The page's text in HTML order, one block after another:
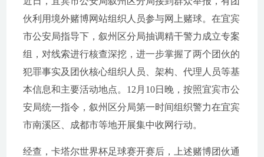
伙利用境外赌博网站组织人员参与网上赌球。在宜宾
市公安局指导下，叙州区分局抽调精干警力成立专案
组，对线索进行核查深挖，进一步掌握了两个团伙的
犯罪事实及团伙核心组织人员、架构、代理人员等基
本信息和主要活动地点。12月10日晚，按照宜宾市公
安局统一指令，叙州区分局第一时间组织警力在宜宾
市南溪区、成都市等地开展集中收网行动。
经查，卡塔尔世界杯足球赛开赛后，上述赌博团伙通